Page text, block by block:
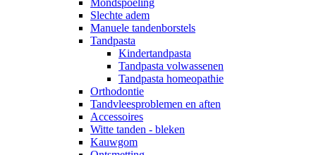
Mondspoeling
Slechte adem
Manuele tandenborstels
Tandpasta
Kindertandpasta
Tandpasta volwassenen
Tandpasta homeopathie
Orthodontie
Tandvleesproblemen en aften
Accessoires
Witte tanden - bleken
Kauwgom